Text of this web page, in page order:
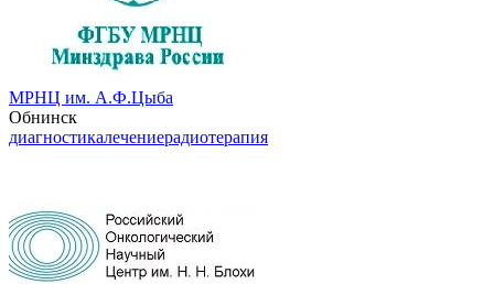
МРНЦ им. А.Ф.Цыба
Обнинск
диагностикалечениерадиотерапия